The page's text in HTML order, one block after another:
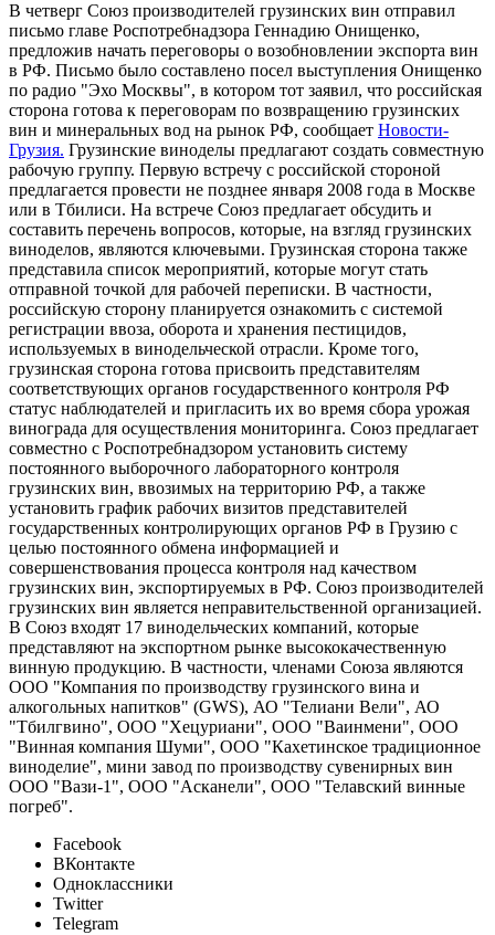
В четверг Союз производителей грузинских вин отправил
письмо главе Роспотребнадзора Геннадию Онищенко,
предложив начать переговоры о возобновлении экспорта вин
в РФ. Письмо было составлено посел выступления Онищенко
по радио "Эхо Москвы", в котором тот заявил, что российская
сторона готова к переговорам по возвращению грузинских
вин и минеральных вод на рынок РФ, сообщает Новости-
Грузия. Грузинские виноделы предлагают создать совместную
рабочую группу. Первую встречу с российской стороной
предлагается провести не позднее января 2008 года в Москве
или в Тбилиси. На встрече Союз предлагает обсудить и
составить перечень вопросов, которые, на взгляд грузинских
виноделов, являются ключевыми. Грузинская сторона также
представила список мероприятий, которые могут стать
отправной точкой для рабочей переписки. В частности,
российскую сторону планируется ознакомить с системой
регистрации ввоза, оборота и хранения пестицидов,
используемых в винодельческой отрасли. Кроме того,
грузинская сторона готова присвоить представителям
соответствующих органов государственного контроля РФ
статус наблюдателей и пригласить их во время сбора урожая
винограда для осуществления мониторинга. Союз предлагает
совместно с Роспотребнадзором установить систему
постоянного выборочного лабораторного контроля
грузинских вин, ввозимых на территорию РФ, а также
установить график рабочих визитов представителей
государственных контролирующих органов РФ в Грузию с
целью постоянного обмена информацией и
совершенствования процесса контроля над качеством
грузинских вин, экспортируемых в РФ. Союз производителей
грузинских вин является неправительственной организацией.
В Союз входят 17 винодельческих компаний, которые
представляют на экспортном рынке высококачественную
винную продукцию. В частности, членами Союза являются
ООО "Компания по производству грузинского вина и
алкогольных напитков" (GWS), АО "Телиани Вели", АО
"Тбилгвино", ООО "Хецуриани", ООО "Ваинмени", ООО
"Винная компания Шуми", ООО "Кахетинское традиционное
виноделие", мини завод по производству сувенирных вин
ООО "Вази-1", ООО "Асканели", ООО "Телавский винные
погреб".
Facebook
ВКонтакте
Одноклассники
Twitter
Telegram